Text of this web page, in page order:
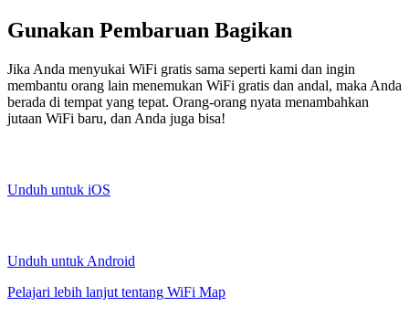
Gunakan Pembaruan Bagikan
Jika Anda menyukai WiFi gratis sama seperti kami dan ingin
membantu orang lain menemukan WiFi gratis dan andal, maka Anda
berada di tempat yang tepat. Orang-orang nyata menambahkan
jutaan WiFi baru, dan Anda juga bisa!
Unduh untuk iOS
Unduh untuk Android
Pelajari lebih lanjut tentang WiFi Map